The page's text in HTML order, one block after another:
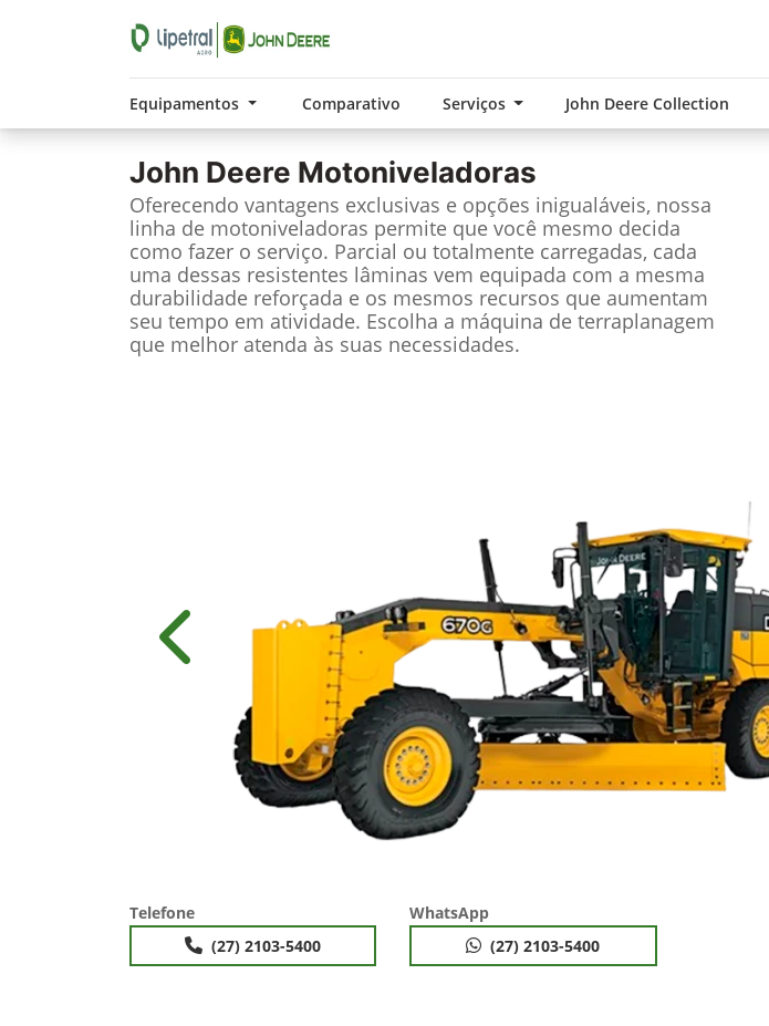
Equipamentos Comparativo Serviços John Deere Collection
John Deere Motoniveladoras
Oferecendo vantagens exclusivas e opções inigualáveis, nossa
linha de motoniveladoras permite que você mesmo decida
como fazer o serviço. Parcial ou totalmente carregadas, cada
uma dessas resistentes lâminas vem equipada com a mesma
durabilidade reforçada e os mesmos recursos que aumentam
seu tempo em atividade. Escolha a máquina de terraplanagem
que melhor atenda às suas necessidades.
Anterior
Telefone
(27) 2103-5400
WhatsApp
(27) 2103-5400